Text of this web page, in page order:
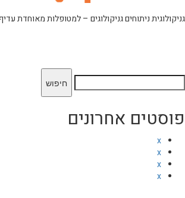
גניקולוגית ניתוחים גניקולוגים – למטופלות מאוחדת
חיפוש:
פוסטים אחרונים
x
x
x
x